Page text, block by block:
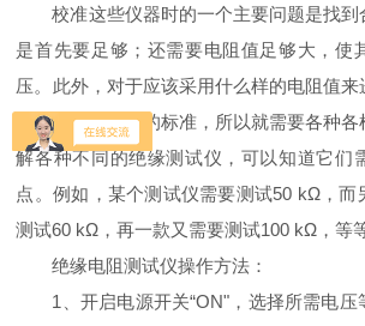
校准这些仪器时的一个主要问题是找
是首先要足够；还需要电阻值足够大，使
压。此外，对于应该采用什么样的电阻值来
造商并没有统一的标准，所以就需要各种
解各种不同的绝缘测试仪，可以知道它们
点。例如，某个测试仪需要测试50 kΩ，而
测试60 kΩ，再一款又需要测试100 kΩ，等等
绝缘电阻测试仪操作方法：
1、开启电源开关“ON"，选择所需电